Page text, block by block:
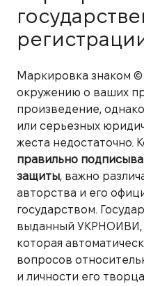
Маркировка знаком
окружению о ваших
произведение,
или серьезных
жеста недостаточно.
правильно
защиты, важно
авторства и его
государством.
выданный УКРНОИВИ,
которая
вопросов
и личности его